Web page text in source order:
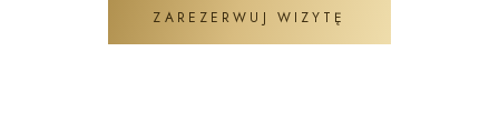
ZAREZERWUJ WIZYTĘ